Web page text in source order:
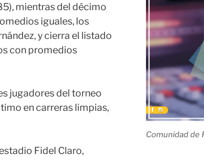
mientras del décimo
iguales, los
y cierra el listado
con promedios
jugadores del torneo
en carreras limpias,
Fidel Claro,
Comunidad de